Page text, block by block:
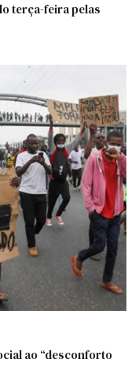
terça-feira pelas
ao “desconforto